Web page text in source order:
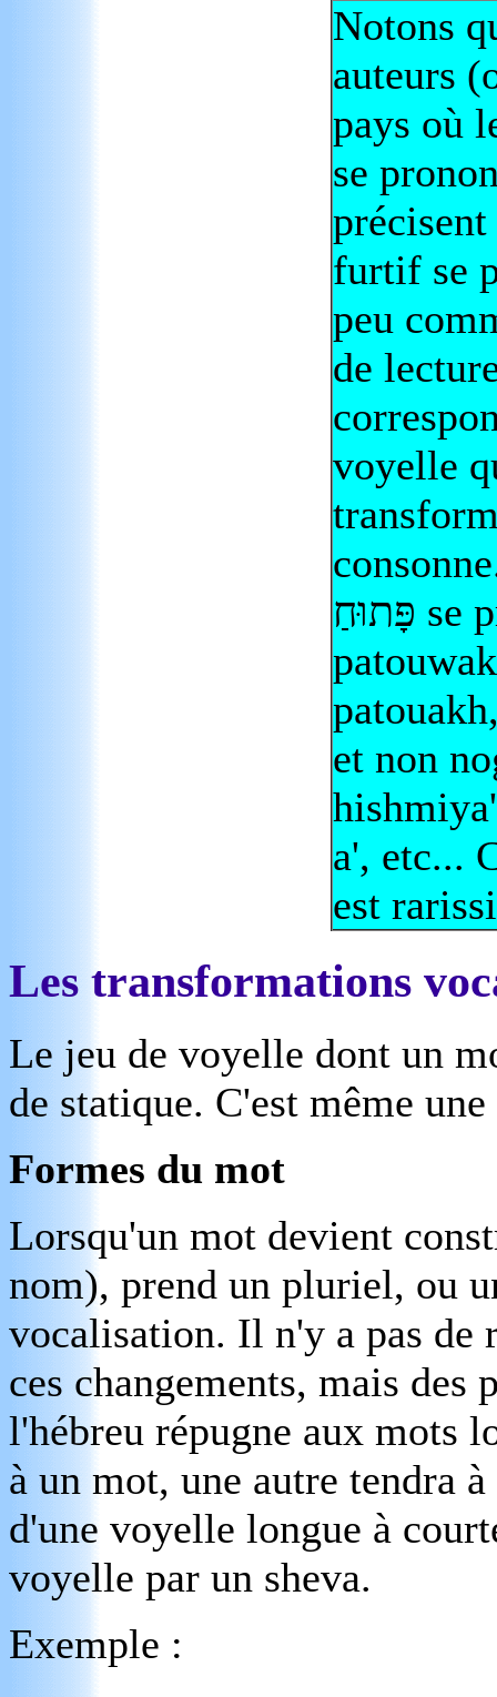
Notons
auteurs
pays où
se
furtif se
peu
de
voyelle
פָּתוּחַ se
et non
a', etc...
est
Les transformations
Le jeu de voyelle dont un
de statique. C'est même
Formes du mot
Lorsqu'un mot devient
nom), prend un pluriel, ou
vocalisation. Il n'y a pas de
ces changements, mais
l'hébreu répugne aux mots
à un mot, une autre tendra
d'une voyelle longue à
voyelle par un sheva.
Exemple :